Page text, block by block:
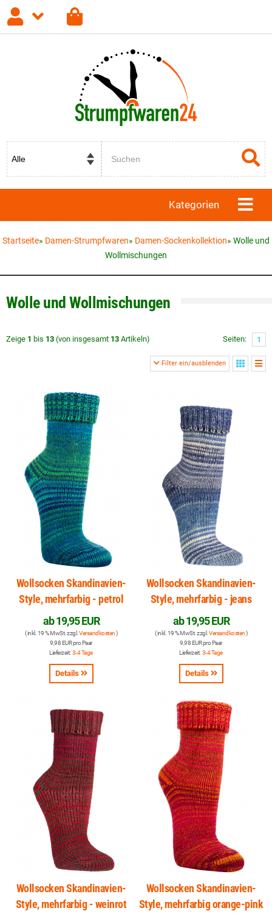
Registrieren Passwort vergessen?
Kategorien
Startseite» Damen-Strumpfwaren» Damen-Sockenkollektion» Wolle und
Wollmischungen
Wolle und Wollmischungen
Zeige 1 bis 13 (von insgesamt 13 Artikeln) Seiten: 1
Filter ein/ausblenden
Wollsocken Skandinavien-
Style, mehrfarbig - petrol
ab19,95 EUR
( inkl. 19 % MwSt. zzgl. Versandkosten)
9,98 EUR pro Paar
Lieferzeit: 3-4 Tage
Details
Wollsocken Skandinavien-
Style, mehrfarbig - jeans
ab19,95 EUR
( inkl. 19 % MwSt. zzgl. Versandkosten)
9,98 EUR pro Paar
Lieferzeit: 3-4 Tage
Details
Wollsocken Skandinavien-
Style, mehrfarbig - weinrot
Wollsocken Skandinavien-
Style, mehrfarbig orange-pink